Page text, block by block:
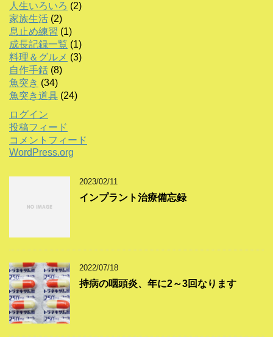
人生いろいろ (2)
家族生活 (2)
息止め練習 (1)
成長記録一覧 (1)
料理＆グルメ (3)
自作手銛 (8)
魚突き (34)
魚突き道具 (24)
ログイン
投稿フィード
コメントフィード
WordPress.org
2023/02/11
インプラント治療備忘録
2022/07/18
持病の咽頭炎、年に2～3回なります